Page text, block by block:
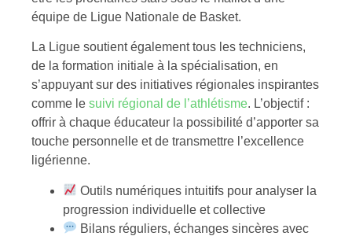
équipe de Ligue Nationale de Basket.
La Ligue soutient également tous les techniciens,
de la formation initiale à la spécialisation, en
s’appuyant sur des initiatives régionales inspirantes
comme le suivi régional de l’athlétisme. L’objectif :
offrir à chaque éducateur la possibilité d’apporter sa
touche personnelle et de transmettre l’excellence
ligérienne.
Outils numériques intuitifs pour analyser la
progression individuelle et collective
Bilans réguliers, échanges sincères avec